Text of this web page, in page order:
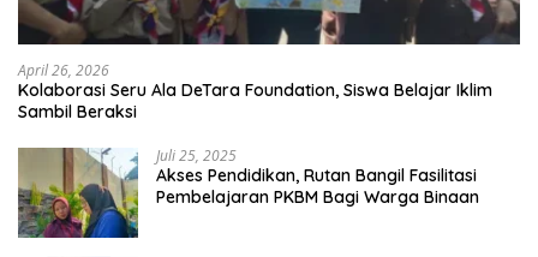
April 26, 2026
Kolaborasi Seru Ala DeTara Foundation, Siswa Belajar Iklim
Sambil Beraksi
Juli 25, 2025
Akses Pendidikan, Rutan Bangil Fasilitasi
Pembelajaran PKBM Bagi Warga Binaan